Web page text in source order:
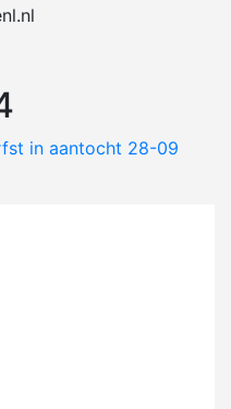
in aantocht 28-09